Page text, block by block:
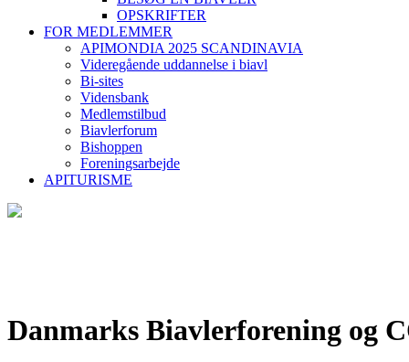
OPSKRIFTER
FOR MEDLEMMER
APIMONDIA 2025 SCANDINAVIA
Videregående uddannelse i biavl
Bi-sites
Vidensbank
Medlemstilbud
Biavlerforum
Bishoppen
Foreningsarbejde
APITURISME
Danmarks Biavlerforening og